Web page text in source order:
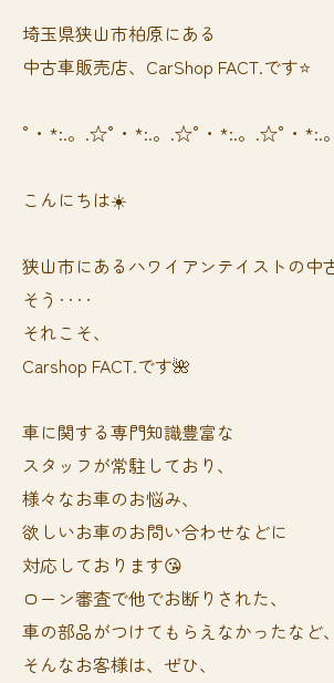
埼玉県狭山市柏原にある
中古車販売店、CarShop FACT.です⭐️
°・*:.。.☆°・*:.。.☆°・*:.。.☆°・
こんにちは☀️
狭山市にあるハワイアンテイストの中
そう‥‥
それこそ、
Carshop FACT.です🌺
車に関する専門知識豊富な
スタッフが常駐しており、
様々なお車のお悩み、
欲しいお車のお問い合わせなどに
対応しております😘
ローン審査で他でお断りされた、
車の部品がつけてもらえなかったなど、
そんなお客様は、ぜひ、